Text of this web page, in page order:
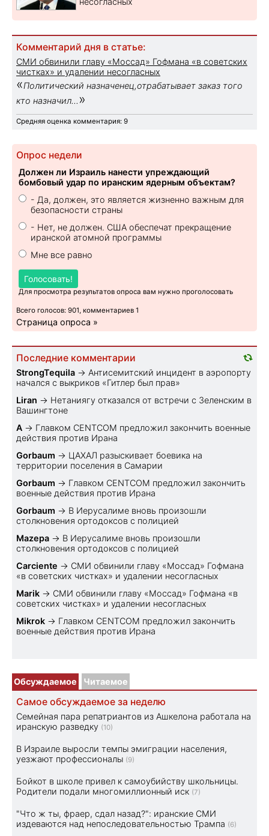
Комментарий дня в статье:
СМИ обвинили главу «Моссад» Гофмана «в советских
чистках» и удалении несогласных
«Политический назначенец,отрабатывает заказ того
кто назначил... »
Средняя оценка комментария: 9
Опрос недели
Должен ли Израиль нанести упреждающий
бомбовый удар по иранским ядерным объектам?
- Да, должен, это является жизненно важным для
безопасности страны
- Нет, не должен. США обеспечат прекращение
иранской атомной программы
Мне все равно
Голосовать!
Для просмотра результатов опроса вам нужно проголосовать
Всего голосов: 901, комментариев 1
Страница опроса »
Последние комментарии
StrongTequila → Антисемитский инцидент в аэропорту
начался с выкриков «Гитлер был прав»
Liran → Нетаниягу отказался от встречи с Зеленским в
Вашингтоне
A → Главком CENTCOM предложил закончить военные
действия против Ирана
Gorbaum → ЦАХАЛ разыскивает боевика на
территории поселения в Самарии
Gorbaum → Главком CENTCOM предложил закончить
военные действия против Ирана
Gorbaum → В Иерусалиме вновь произошли
столкновения ортодоксов с полицией
Mazepa → В Иерусалиме вновь произошли
столкновения ортодоксов с полицией
Carciente → СМИ обвинили главу «Моссад» Гофмана
«в советских чистках» и удалении несогласных
Marik → СМИ обвинили главу «Моссад» Гофмана «в
советских чистках» и удалении несогласных
Mikrok → Главком CENTCOM предложил закончить
военные действия против Ирана
Обсуждаемое Читаемое
Самое обсуждаемое за неделю
Семейная пара репатриантов из Ашкелона работала на
иранскую разведку (10)
В Израиле выросли темпы эмиграции населения,
уезжают профессионалы (9)
Бойкот в школе привел к самоубийству школьницы.
Родители подали многомиллионный иск (7)
"Что ж ты, фраер, сдал назад?": иранские СМИ
издеваются над непоследовательностью Трампа (6)